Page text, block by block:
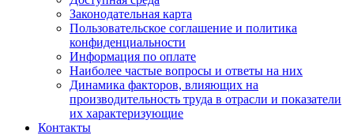
Законодательная карта
Пользовательское соглашение и политика
конфиденциальности
Информация по оплате
Наиболее частые вопросы и ответы на них
Динамика факторов, влияющих на
производительность труда в отрасли и показатели
их характеризующие
Контакты